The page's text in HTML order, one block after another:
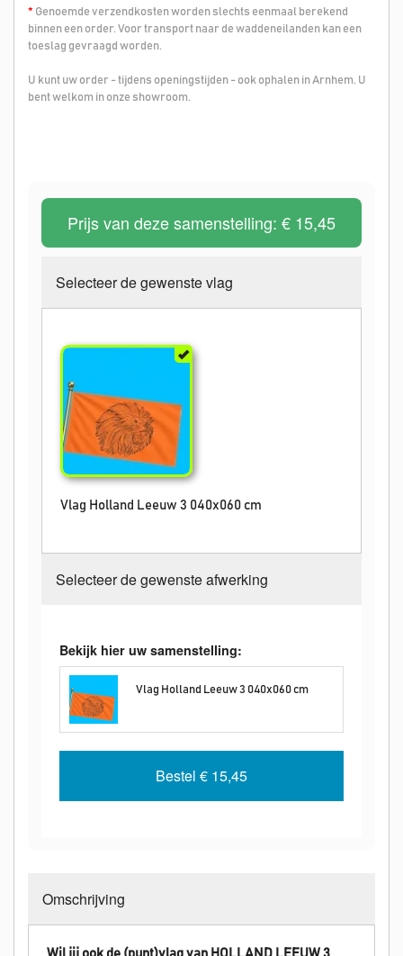
* Genoemde verzendkosten worden slechts eenmaal berekend
binnen een order. Voor transport naar de waddeneilanden kan een
toeslag gevraagd worden.
U kunt uw order - tijdens openingstijden - ook ophalen in Arnhem. U
bent welkom in onze showroom.
Prijs van deze samenstelling: € 15,45
Selecteer de gewenste vlag
Vlag Holland Leeuw 3 040x060 cm
Selecteer de gewenste afwerking
Bekijk hier uw samenstelling:
Vlag Holland Leeuw 3 040x060 cm
Bestel € 15,45
Omschrijving